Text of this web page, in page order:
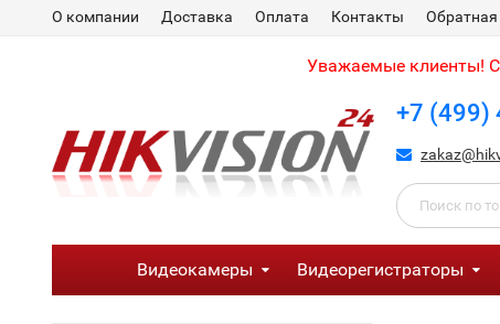
О компании Доставка Оплата Контакты Обратная
Уважаемые клиенты! С
+7 (499)
Видеокамеры Видеорегистраторы